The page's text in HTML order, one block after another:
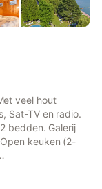
veel hout
Sat-TV en radio.
bedden. Galerij
keuken (2-
(omheind).